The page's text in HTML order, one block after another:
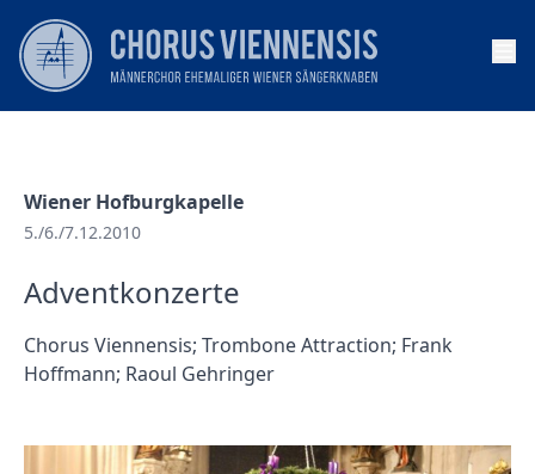
Wiener Hofburgkapelle
5./6./7.12.2010
Adventkonzerte
Chorus Viennensis; Trombone Attraction; Frank
Hoffmann; Raoul Gehringer